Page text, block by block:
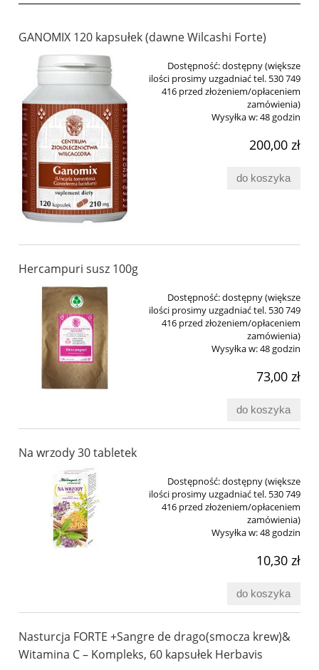
GANOMIX 120 kapsułek (dawne Wilcashi Forte)
Dostępność:dostępny (większe
ilości prosimy uzgadniać tel. 530 749
416 przed złożeniem/opłaceniem
zamówienia)
Wysyłka w:48 godzin
200,00 zł
do koszyka
Hercampuri susz 100g
Dostępność:dostępny (większe
ilości prosimy uzgadniać tel. 530 749
416 przed złożeniem/opłaceniem
zamówienia)
Wysyłka w:48 godzin
73,00 zł
do koszyka
Na wrzody 30 tabletek
Dostępność:dostępny (większe
ilości prosimy uzgadniać tel. 530 749
416 przed złożeniem/opłaceniem
zamówienia)
Wysyłka w:48 godzin
10,30 zł
do koszyka
Nasturcja FORTE +Sangre de drago(smocza krew)&
Witamina C – Kompleks, 60 kapsułek Herbavis